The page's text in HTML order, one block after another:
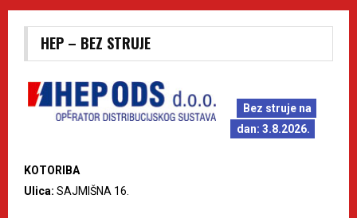
HEP – BEZ STRUJE
Bez struje na
dan: 3.8.2026.
KOTORIBA
Ulica: SAJMIŠNA 16.